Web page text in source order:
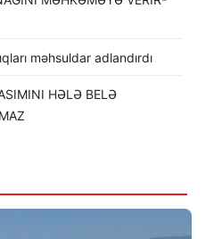
məhsuldar adlandırdı
HƏLƏ BELƏ